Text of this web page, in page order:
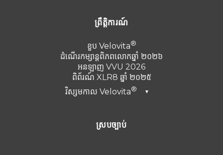
ព្រឹត្តិការណ៍
ខួប Velovita
ដំណើរកម្សាន្តពិភពលោកឆ្នាំ ២០២៦
អនឡាញ VVU 2026
ពិព័រណ៍ XLR8 ឆ្នាំ ២០២៥
វិស្សមកាល Velovita ▼
តួកគី 2025
ស្របច្បាប់